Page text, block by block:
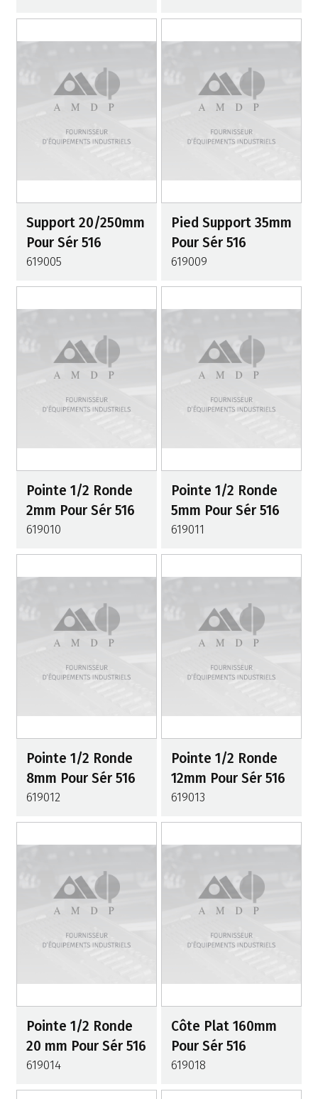
Support 20/250mm
Pour Sér 516
619005
Pied Support 35mm
Pour Sér 516
619009
Pointe 1/2 Ronde
2mm Pour Sér 516
619010
Pointe 1/2 Ronde
5mm Pour Sér 516
619011
Pointe 1/2 Ronde
8mm Pour Sér 516
619012
Pointe 1/2 Ronde
12mm Pour Sér 516
619013
Pointe 1/2 Ronde
20 mm Pour Sér 516
619014
Côte Plat 160mm
Pour Sér 516
619018